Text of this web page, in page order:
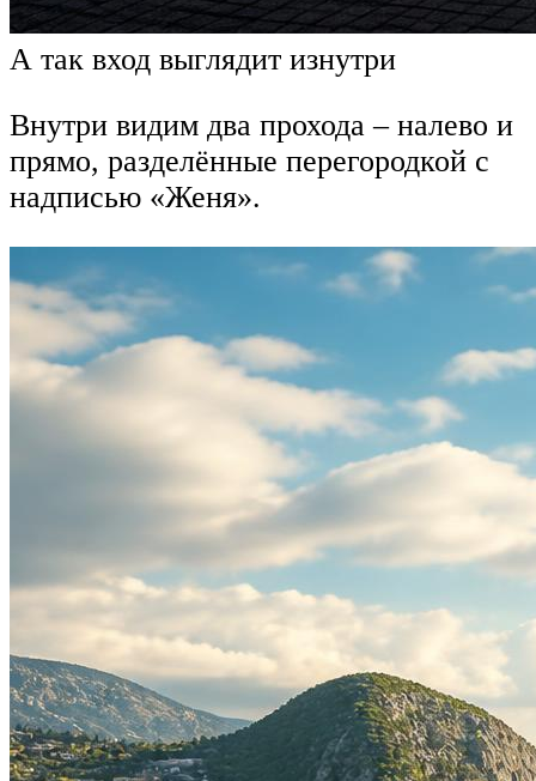
А так вход выглядит изнутри
Внутри видим два прохода – налево и
прямо, разделённые перегородкой с
надписью «Женя».